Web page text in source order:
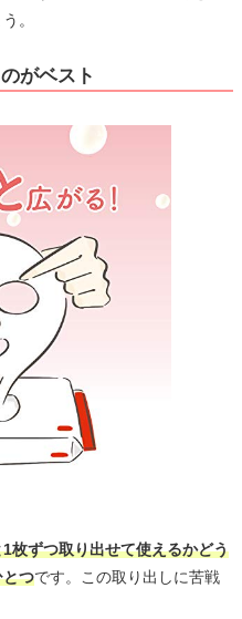
。
がベスト
枚ずつ取り出せて使えるかどう
とつです。この取り出しに苦戦